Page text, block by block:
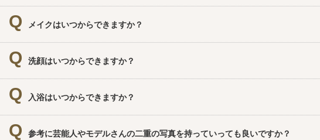
腫れはほとんどありません。 当院は腫れを最小限にする方法をとっております
い。
メイクはいつからできますか？
メイクは当日から可能です。
洗顔はいつからできますか？
洗顔は当日から可能です。（強くこすらないで下さい）
入浴はいつからできますか？
シャワー程度でしたら、当日から浴びていただいてかまいません。
参考に芸能人やモデルさんの二重の写真を持っていっても良いですか？